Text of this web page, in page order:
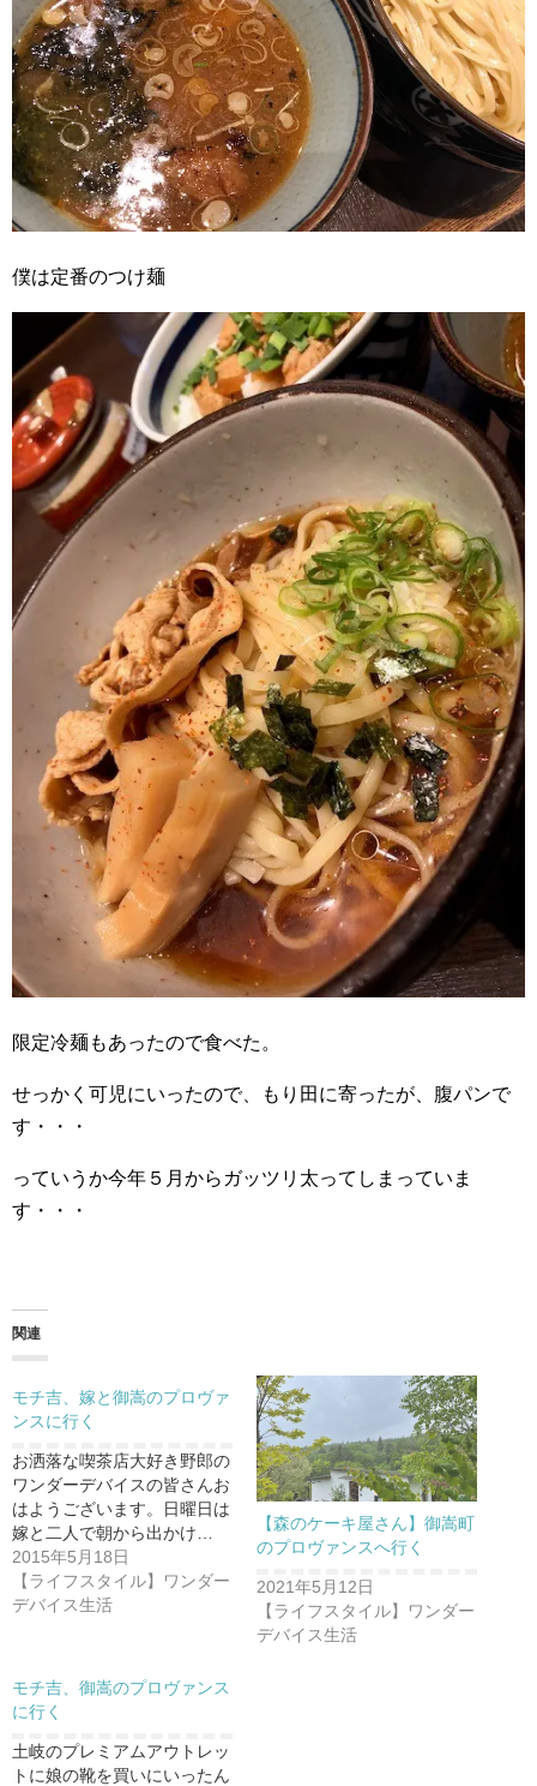
僕は定番のつけ麺
限定冷麺もあったので食べた。
せっかく可児にいったので、もり田に寄ったが、腹パンで
す・・・
っていうか今年５月からガッツリ太ってしまっていま
す・・・
関連
モチ吉、嫁と御嵩のプロヴァ
ンスに行く
お洒落な喫茶店大好き野郎の
ワンダーデバイスの皆さんお
はようございます。日曜日は
嫁と二人で朝から出かけ…
2015年5月18日
【ライフスタイル】ワンダー
デバイス生活
【森のケーキ屋さん】御嵩町
のプロヴァンスへ行く
2021年5月12日
【ライフスタイル】ワンダー
デバイス生活
モチ吉、御嵩のプロヴァンス
に行く
土岐のプレミアムアウトレッ
トに娘の靴を買いにいったん